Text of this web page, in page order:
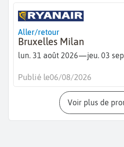
Aller/retour
Bruxelles Milan
lun. 31 août 2026—jeu. 03
Publié le06/08/2026
Voir plus de